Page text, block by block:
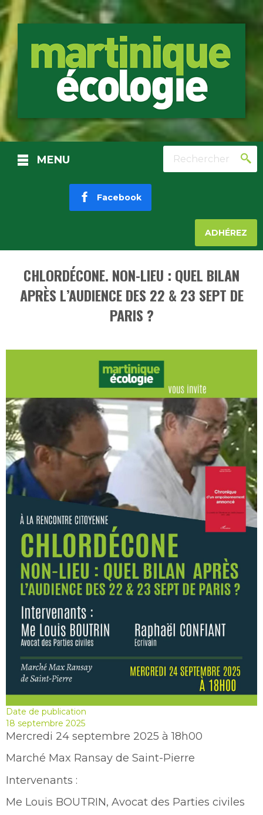
MENU Rechercher
Facebook
ADHÉREZ
CHLORDÉCONE. NON-LIEU : QUEL BILAN
APRÈS L’AUDIENCE DES 22 & 23 SEPT DE
PARIS ?
Date de publication
18 septembre 2025
Mercredi 24 septembre 2025 à 18h00
Marché Max Ransay de Saint-Pierre
Intervenants :
Me Louis BOUTRIN, Avocat des Parties civiles